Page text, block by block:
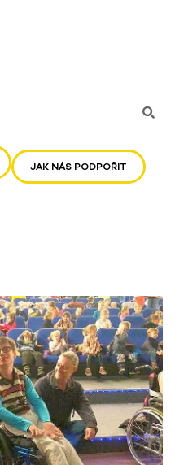
JAK NÁS PODPOŘIT